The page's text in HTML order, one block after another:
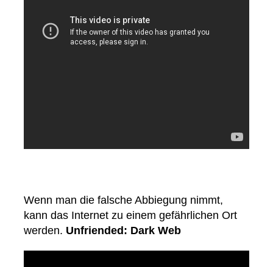
Wenn man die falsche Abbiegung nimmt,
kann das Internet zu einem gefährlichen Ort
werden. Unfriended: Dark Web